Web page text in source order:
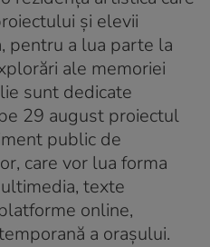
și elevii
pentru a lua parte la
ale memoriei
sunt dedicate
29 august proiectul
public de
care vor lua forma
texte
online,
a orașului.